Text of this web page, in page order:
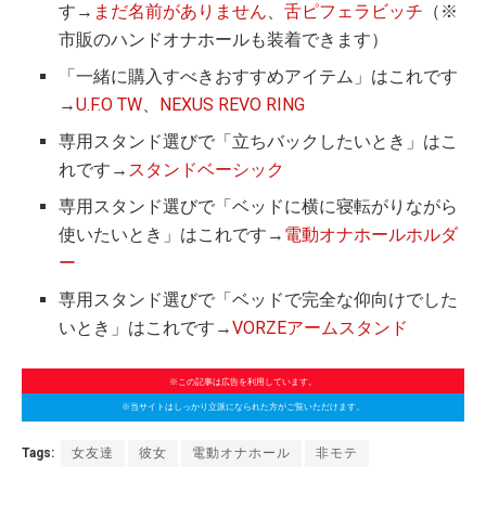
す→ まだ名前がありません、舌ピフェラビッチ （※
市販のハンドオナホールも装着できます）
「一緒に購入すべきおすすめアイテム」はこれです
→U.F.O TW、 NEXUS REVO RING
専用スタンド選びで「立ちバックしたいとき」はこ
れです→ スタンドベーシック
専用スタンド選びで「ベッドに横に寝転がりながら
使いたいとき」はこれです→ 電動オナホールホルダ
ー
専用スタンド選びで「ベッドで完全な仰向けでした
いとき」はこれです→VORZEアームスタンド
※この記事は広告を利用しています。
※当サイトはしっかり立派になられた方がご覧いただけます。
Tags: 女友達 彼女 電動オナホール 非モテ